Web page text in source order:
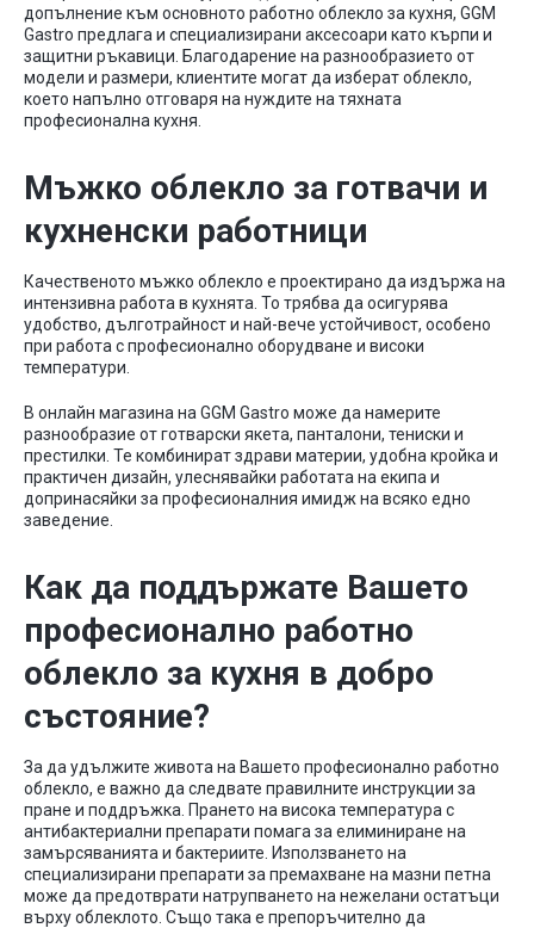
допълнение към основното работно облекло за кухня, GGM
Gastro предлага и специализирани аксесоари като кърпи и
защитни ръкавици. Благодарение на разнообразието от
модели и размери, клиентите могат да изберат облекло,
което напълно отговаря на нуждите на тяхната
професионална кухня.
Мъжко облекло за готвачи и
кухненски работници
Качественото мъжко облекло е проектирано да издържа на
интензивна работа в кухнята. То трябва да осигурява
удобство, дълготрайност и най-вече устойчивост, особено
при работа с професионално оборудване и високи
температури.
В онлайн магазина на GGM Gastro може да намерите
разнообразие от готварски якета, панталони, тениски и
престилки. Те комбинират здрави материи, удобна кройка и
практичен дизайн, улеснявайки работата на екипа и
допринасяйки за професионалния имидж на всяко едно
заведение.
Как да поддържате Вашето
професионално работно
облекло за кухня в добро
състояние?
За да удължите живота на Вашето професионално работно
облекло, е важно да следвате правилните инструкции за
пране и поддръжка. Прането на висока температура с
антибактериални препарати помага за елиминиране на
замърсяванията и бактериите. Използването на
специализирани препарати за премахване на мазни петна
може да предотврати натрупването на нежелани остатъци
върху облеклото. Също така е препоръчително да